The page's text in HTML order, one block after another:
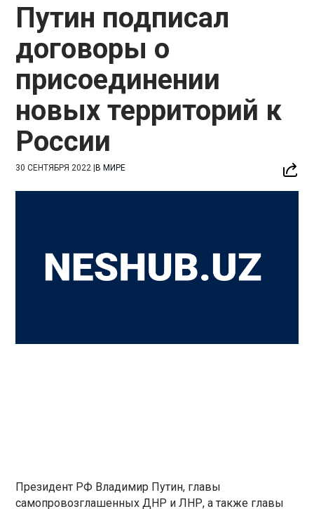
Путин подписал
договоры о
присоединении
новых территорий к
России
30 СЕНТЯБРЯ 2022 |В МИРЕ
Президент РФ Владимир Путин, главы
самопровозглашенных ДНР и ЛНР, а также главы